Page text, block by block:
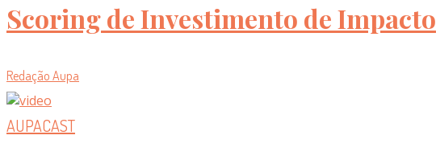
Scoring de Investimento de Impacto
Redação Aupa
AUPACAST